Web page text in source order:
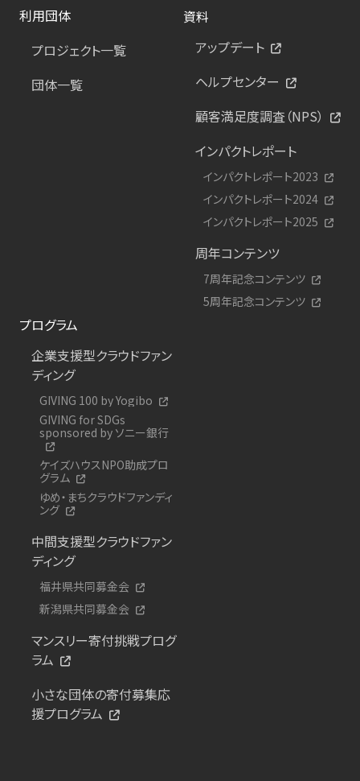
利用団体
プロジェクト一覧
団体一覧
資料
アップデート
ヘルプセンター
顧客満足度調査（NPS）
インパクトレポート
インパクトレポート2023
インパクトレポート2024
インパクトレポート2025
周年コンテンツ
7周年記念コンテンツ
5周年記念コンテンツ
プログラム
企業支援型クラウドファン
ディング
GIVING 100 by Yogibo
GIVING for SDGs
sponsored by ソニー銀行
ケイズハウスNPO助成プロ
グラム
ゆめ・まちクラウドファンディ
ング
中間支援型クラウドファン
ディング
福井県共同募金会
新潟県共同募金会
マンスリー寄付挑戦プログ
ラム
小さな団体の寄付募集応
援プログラム